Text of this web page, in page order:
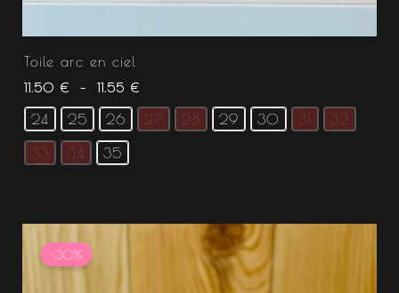
Toile arc en ciel
11.50 € – 11.55 €
24 25 26 27 28 29 30 31 32
33 34 35
-30%
prix
initial